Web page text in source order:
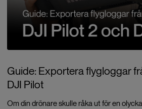
Guide: Exportera flygloggar
DJI Pilot
Om din drönare skulle råka ut för en